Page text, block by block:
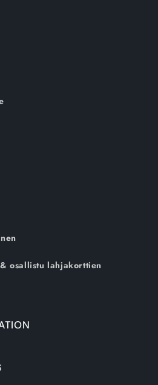
osallistu lahjakorttien